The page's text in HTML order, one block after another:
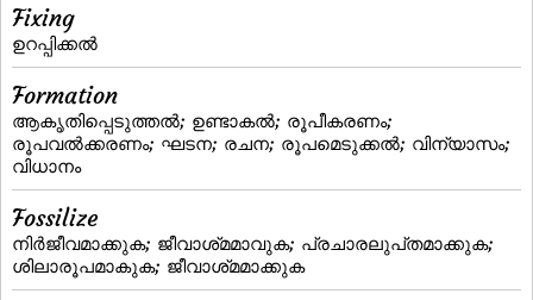
Fixing
ഉറപ്പിക്കല്‍
Formation
ആകൃതിപ്പെടുത്തല്‍; ഉണ്ടാകല്‍; രൂപീകരണം;
രൂപവല്‍ക്കരണം; ഘടന; രചന; രൂപമെടുക്കല്‍; വിന്യാസം;
വിധാനം
Fossilize
നിര്‍ജീവമാക്കുക; ജീവാശ്‌മമാവുക; പ്രചാരലുപ്‌തമാക്കുക;
ശിലാരൂപമാകുക; ജീവാശ്‌മമാക്കുക